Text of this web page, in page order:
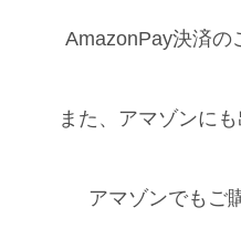
AmazonPay決済の
また、アマゾンに
アマゾンでもご